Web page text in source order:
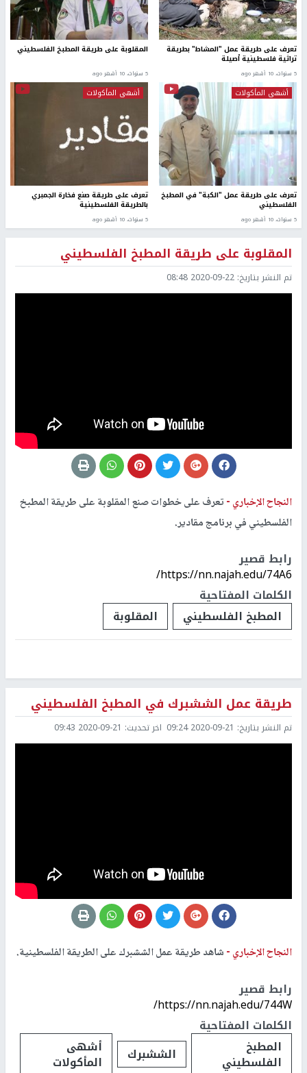
تعرف على طريقة عمل "المشاط" بطريقة
تراثية فلسطينية أصيلة
5 سنوات، 10 أشهر ago
المقلوبة على طريقة المطبخ الفلسطيني
5 سنوات، 10 أشهر ago
أشهى المأكولات
تعرف على طريقة عمل "الكبة" في المطبخ
الفلسطيني
5 سنوات، 10 أشهر ago
أشهى المأكولات
تعرف على طريقة صنع فخارة الجمبري
بالطريقة الفلسطينية
5 سنوات، 10 أشهر ago
المقلوبة على طريقة المطبخ الفلسطيني
تم النشر بتاريخ: 2020-09-22 08:48
النجاح الإخباري -تعرف على خطوات صنع المقلوبة على طريقة المطبخ
الفلسطيني في برنامج مقادير.
رابط قصير
https://nn.najah.edu/74A6/
الكلمات المفتاحية
المطبخ الفلسطيني
المقلوبة
طريقة عمل الششبرك في المطبخ الفلسطيني
تم النشر بتاريخ: 2020-09-21 09:24 اخر تحديث: 2020-09-21 09:43
النجاح الإخباري -شاهد طريقة عمل الششبرك على الطريقة الفلسطينية.
رابط قصير
https://nn.najah.edu/744W/
الكلمات المفتاحية
المطبخ
الفلسطيني الششبرك أشهى
المأكولات